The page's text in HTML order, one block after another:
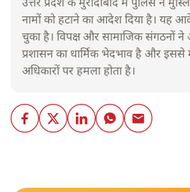
उत्तर प्रदेश के मुरादाबाद में पुलिस ने
नामों को हटाने का आदेश दिया है। यह
चुका है। विपक्ष और सामाजिक संगठनों ने
प्रशासन का धार्मिक भेदभाव है और इससे
अधिकारों पर हमला होता है।